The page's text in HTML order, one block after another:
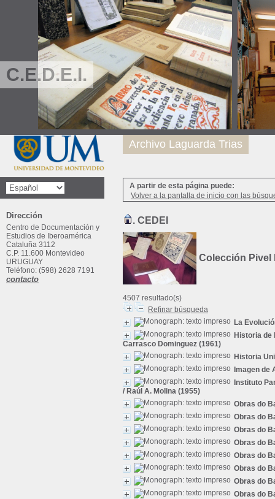
C.E.D.E.I.
A partir de esta página puede:
Volver a la pantalla de inicio con las
. CEDEI
Colección Pivel
4507 resultado(s)
Refinar búsqueda
La
Historia de
Carrasco Dominguez (1961)
Historia
Imagen de
Instituto
/ Raúl A. Molina (1955)
Obras do
Obras do
Obras do
Obras do
Obras do
Obras do
Obras do
Obras do
Archivo Laguarda Trias
Dirección
Centro de Documentación y
Estudios de Iberoamérica
Cataluña 3112
C.P. 11.600 Montevideo
URUGUAY
Teléfono: (598) 2628 7191
contacto